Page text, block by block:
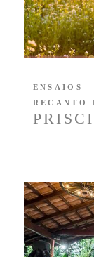
ENSAIOS
RECANTO